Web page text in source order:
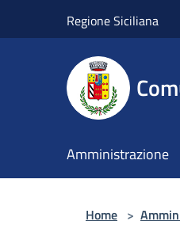
Regione Siciliana
Amministrazione
Home >